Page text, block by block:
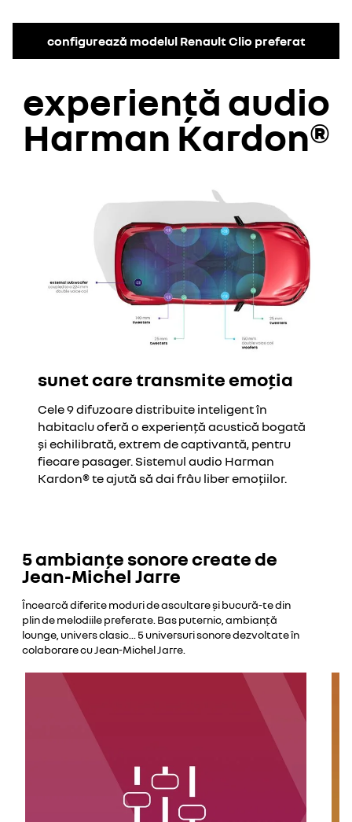
configurează modelul Renault Clio preferat
experiență audio
Harman Kardon®
sunet care transmite emoția
Cele 9 difuzoare distribuite inteligent în
habitaclu oferă o experiență acustică bogată
și echilibrată, extrem de captivantă, pentru
fiecare pasager. Sistemul audio Harman
Kardon® te ajută să dai frâu liber emoțiilor.
5 ambianțe sonore create de
Jean-Michel Jarre
Încearcă diferite moduri de ascultare și bucură-te din
plin de melodiile preferate. Bas puternic, ambianță
lounge, univers clasic... 5 universuri sonore dezvoltate în
colaborare cu Jean-Michel Jarre.